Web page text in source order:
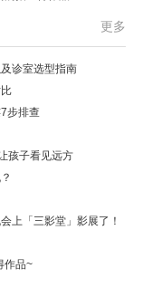
更多
诊室选型指南
步排查
孩子看见远方
上「三影堂」影展了！
作品~